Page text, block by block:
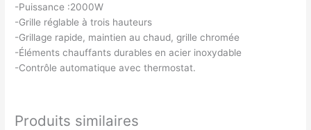
-Puissance :2000W
-Grille réglable à trois hauteurs
-Grillage rapide, maintien au chaud, grille chromée
-Éléments chauffants durables en acier inoxydable
-Contrôle automatique avec thermostat.
Produits similaires